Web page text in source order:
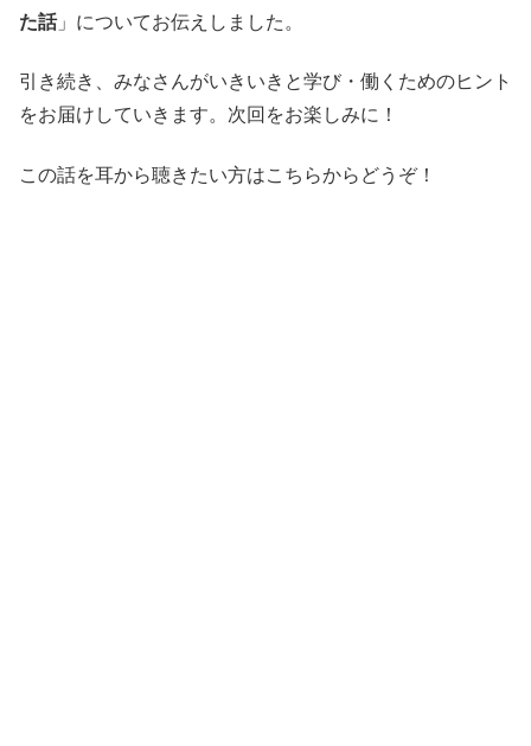
た話」についてお伝えしました。
引き続き、みなさんがいきいきと学び・働くためのヒント
をお届けしていきます。次回をお楽しみに！
この話を耳から聴きたい方はこちらからどうぞ！